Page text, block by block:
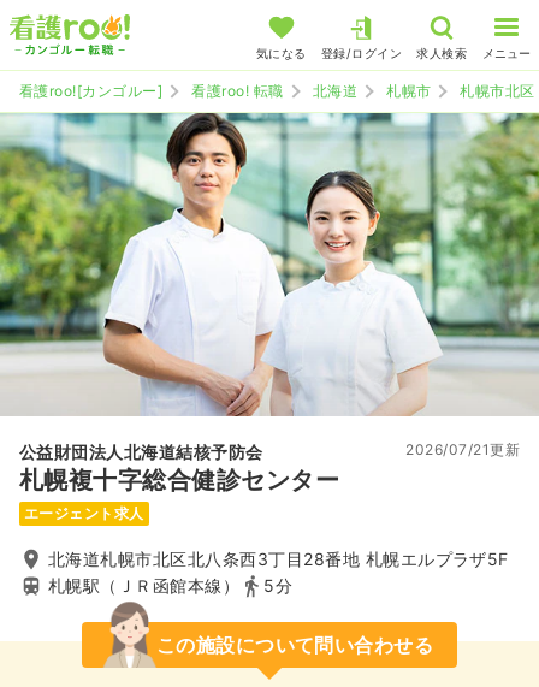
気になる 登録/ログイン 求人検索 メニュー
看護roo![カンゴルー] 看護roo! 転職 北海道 札幌市 札幌市北区
公益財団法人北海道結核予防会
札幌複十字総合健診センター
2026/07/21更新
エージェント求人
北海道札幌市北区北八条西3丁目28番地 札幌エルプラザ5F
札幌駅（ＪＲ函館本線）
5分
この施設について問い合わせる